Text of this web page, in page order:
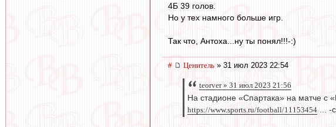
4Б 39 голов.
Но у тех намного больше игр.
Так что, Антоха...ну ты понял!!!-:)
# Ценитель » 31 июл 2023 22:54
teorver » 31 июл 2023 21:56
На стадионе «Спартака» на матче с
https://www.sports.ru/football/11153454 ... -